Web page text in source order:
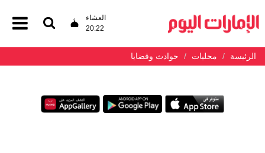
العشاء
20:22
الرئيسة محليات حوادث وقضايا